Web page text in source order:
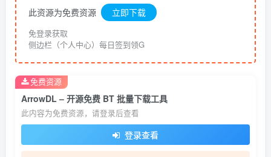
此资源为免费资源 立即下载
免登录获取
侧边栏（个人中心）每日签到领G
ArrowDL – 开源免费 BT 批量下载工具
此内容为免费资源，请登录后查看
登录查看
免费资源